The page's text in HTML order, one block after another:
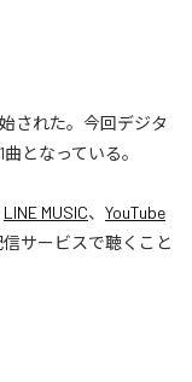
始された。今回デジタ
となっている。
LINE MUSIC、 YouTube
サービスで聴くこと